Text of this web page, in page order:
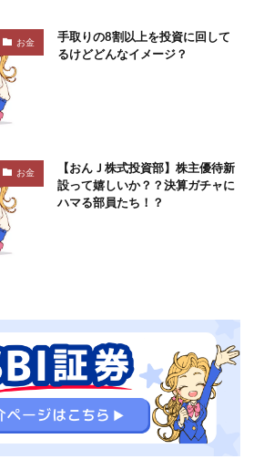
お金
手取りの8割以上を投資に回して
るけどどんなイメージ？
お金
【おんＪ株式投資部】株主優待新
設って嬉しいか？？決算ガチャに
ハマる部員たち！？